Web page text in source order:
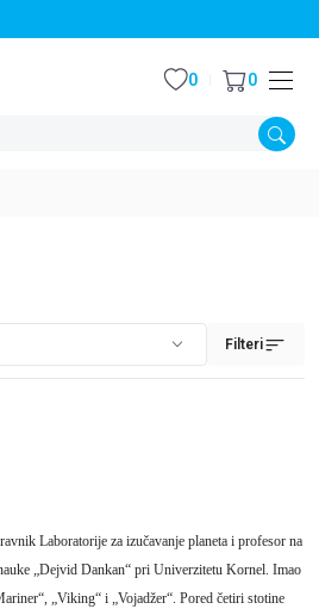
0 0
Filteri
Laboratorije za izučavanje planeta i profesor na
„Dejvid Dankan“ pri Univerzitetu Kornel. Imao
„Viking“ i „Vojadžer“. Pored četiri stotine